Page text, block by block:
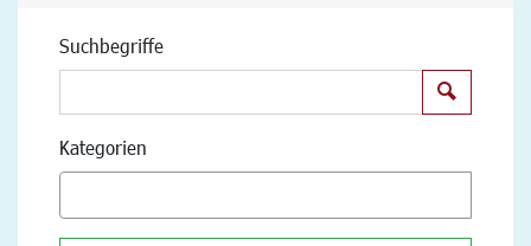
Suchbegriffe
Kategorien